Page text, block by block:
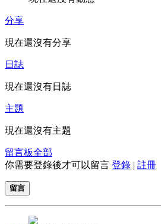
分享
現在還沒有分享
日誌
現在還沒有日誌
主題
現在還沒有主題
留言板全部
你需要登錄後才可以留言 登錄 | 註冊
留言